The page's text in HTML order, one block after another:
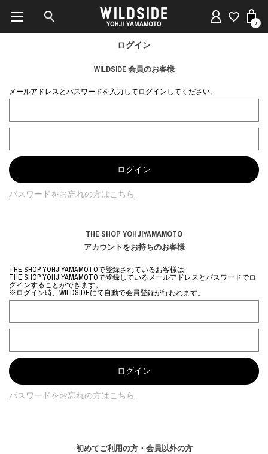
0
ログイン
WILDSIDE 会員のお客様
メールアドレスとパスワードを入力してログインしてください。
パスワードをお忘れの方はこちら
THE SHOP YOHJIYAMAMOTO
アカウントをお持ちのお客様
THE SHOP YOHJIYAMAMOTOで登録されているお客様は
THE SHOP YOHJIYAMAMOTOで登録しているメールアドレスとパスワードでロ
グインすることができます。
※ログイン時、WILDSIDEにて自動で会員登録が行われます。
パスワードをお忘れの方はこちら
初めてご利用の方・会員以外の方